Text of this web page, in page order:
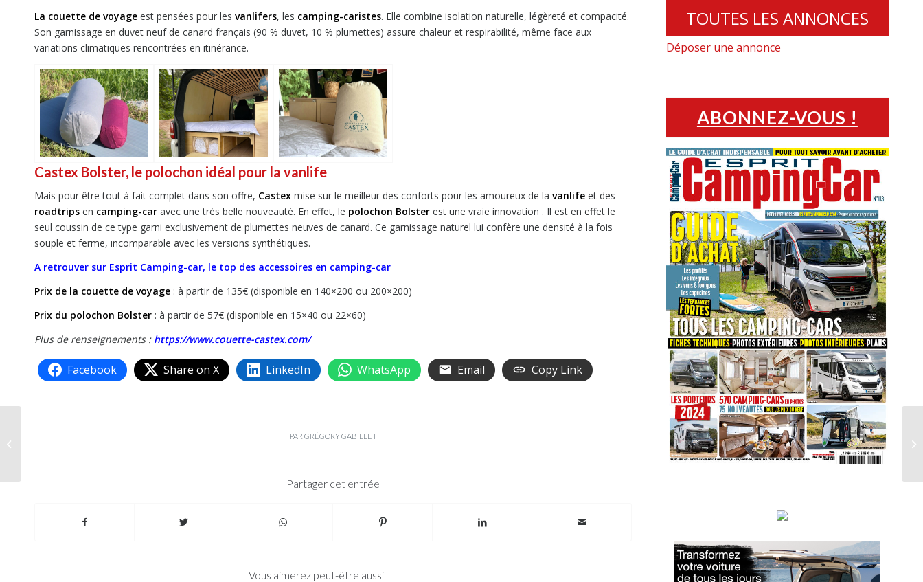
La couette de voyage est pensées pour les vanlifers, les camping-caristes. Elle combine isolation naturelle, légèreté et compacité.
Son garnissage en duvet neuf de canard français (90 % duvet, 10 % plumettes) assure chaleur et respirabilité, même face aux
variations climatiques rencontrées en itinérance.
Castex Bolster, le polochon idéal pour la vanlife
Mais pour être tout à fait complet dans son offre, Castex mise sur le meilleur des conforts pour les amoureux de la vanlife et des
roadtrips en camping-car avec une très belle nouveauté. En effet, le polochon Bolster est une vraie innovation . Il est en effet le
seul coussin de ce type garni exclusivement de plumettes neuves de canard. Ce garnissage naturel lui confère une densité à la fois
souple et ferme, incomparable avec les versions synthétiques.
A retrouver sur Esprit Camping-car, le top des accessoires en camping-car
Prix de la couette de voyage : à partir de 135€ (disponible en 140×200 ou 200×200)
Prix du polochon Bolster : à partir de 57€ (disponible en 15×40 ou 22×60)
Plus de renseignements : https://www.couette-castex.com/
Facebook Share on X LinkedIn WhatsApp Email Copy Link
PAR GRÉGORY GABILLET
Partager cet entrée
Vous aimerez peut-être aussi
TOUTES LES ANNONCES
Déposer une annonce
ABONNEZ-VOUS !